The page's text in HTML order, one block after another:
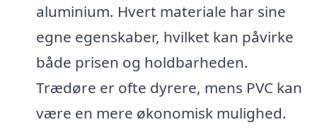
aluminium. Hvert materiale har sine
egne egenskaber, hvilket kan påvirke
både prisen og holdbarheden.
Trædøre er ofte dyrere, mens PVC kan
være en mere økonomisk mulighed.